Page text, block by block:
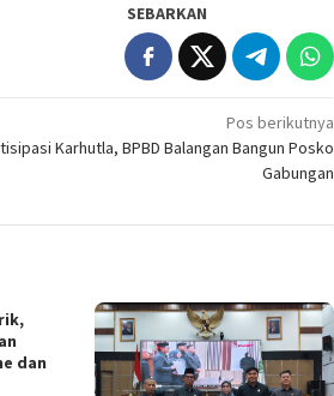
SEBARKAN
Pos berikutnya
Karhutla, BPBD Balangan Bangun Posko
Gabungan
dan